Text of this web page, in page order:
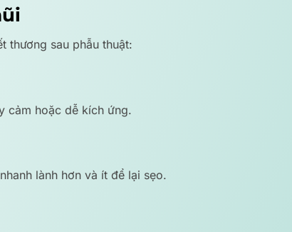
thương sau phẫu thuật:
cảm hoặc dễ kích ứng.
lành hơn và ít để lại sẹo.